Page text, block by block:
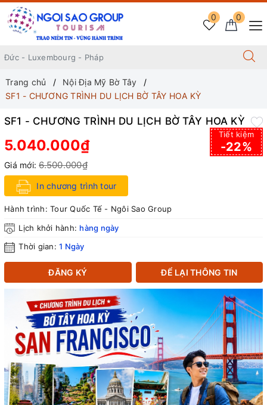
0
0
Trang chủ
Nội Địa Mỹ Bờ Tây
SF1 - CHƯƠNG TRÌNH DU LỊCH BỜ TÂY HOA KỲ
SF1 - CHƯƠNG TRÌNH DU LỊCH BỜ TÂY HOA KỲ
5.040.000₫
Giá mới:6.500.000₫
Tiết kiệm
-22%
In chương trình tour
Hành trình: Tour Quốc Tế - Ngôi Sao Group
Lịch khởi hành: hàng ngày
Thời gian: 1 Ngày
ĐĂNG KÝ ĐỂ LẠI THÔNG TIN